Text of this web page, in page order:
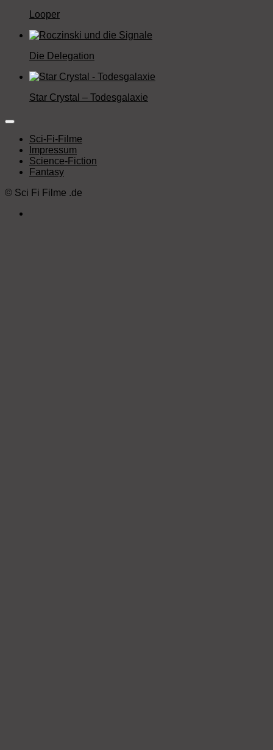
Looper
Die Delegation
Star Crystal – Todesgalaxie
Sci-Fi-Filme
Impressum
Science-Fiction
Fantasy
© Sci Fi Filme .de